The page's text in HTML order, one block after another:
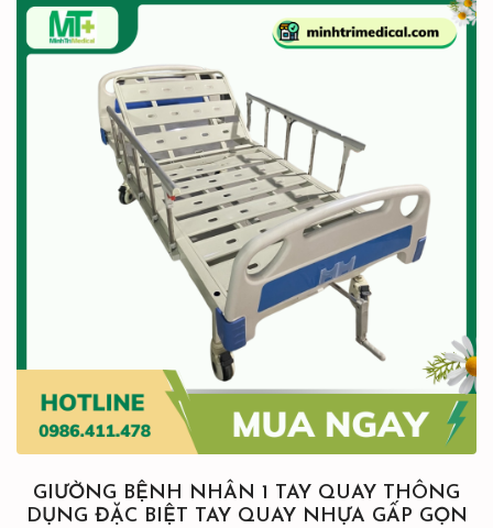
GIƯỜNG BỆNH NHÂN 1 TAY QUAY THÔNG
DỤNG ĐẶC BIỆT TAY QUAY NHỰA GẤP GỌN